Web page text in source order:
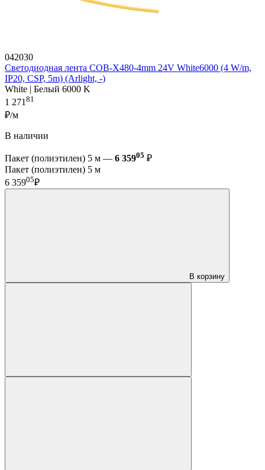
042030
Светодиодная лента COB-X480-4mm 24V White6000 (4 W/m,
IP20, CSP, 5m) (Arlight, -)
White | Белый 6000 K
1 27181
₽/м
В наличии
Пакет (полиэтилен) 5 м — 6 35905 ₽
Пакет (полиэтилен) 5 м
6 35905₽
В корзину